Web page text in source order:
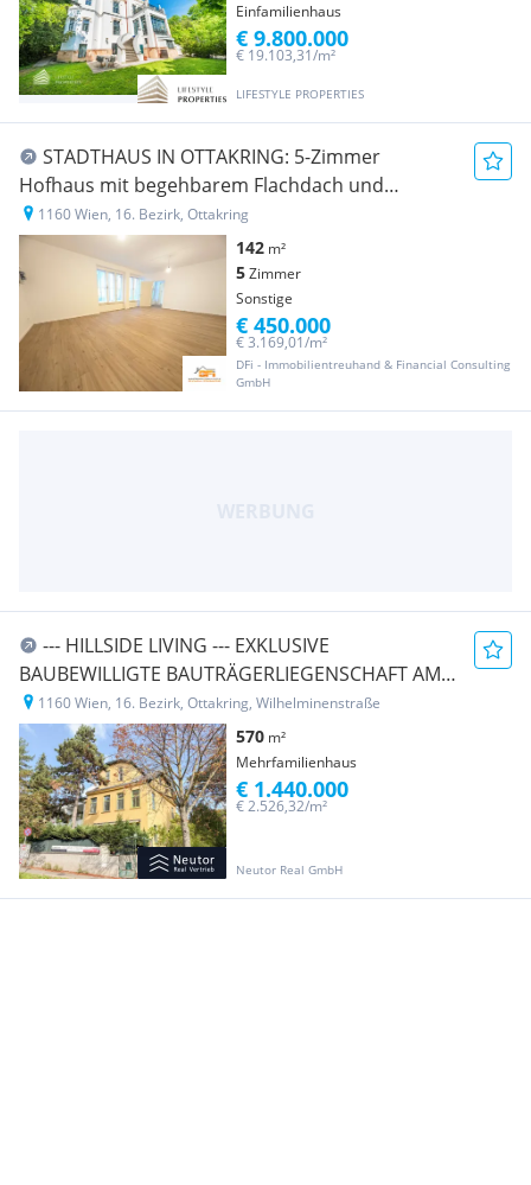
Einfamilienhaus
LIFESTYLE PROPERTIES
€ 19.103,31/m²
€ 9.800.000
STADTHAUS IN OTTAKRING: 5-Zimmer
Hofhaus mit begehbarem Flachdach und
Garten/Hof in ruhiger Wohnlage
1160 Wien, 16. Bezirk, Ottakring
142 m²
5Zimmer
Sonstige
DFi - Immobilientreuhand & Financial Consulting
GmbH
€ 3.169,01/m²
€ 450.000
--- HILLSIDE LIVING --- EXKLUSIVE
BAUBEWILLIGTE BAUTRÄGERLIEGENSCHAFT AM
WILHELMINENBERG MIT BESTANDSHAUS UND
NEUBAU VON 2 EFH-HÄUSER
1160 Wien, 16. Bezirk, Ottakring, Wilhelminenstraße
570 m²
Mehrfamilienhaus
Neutor Real GmbH
€ 2.526,32/m²
€ 1.440.000